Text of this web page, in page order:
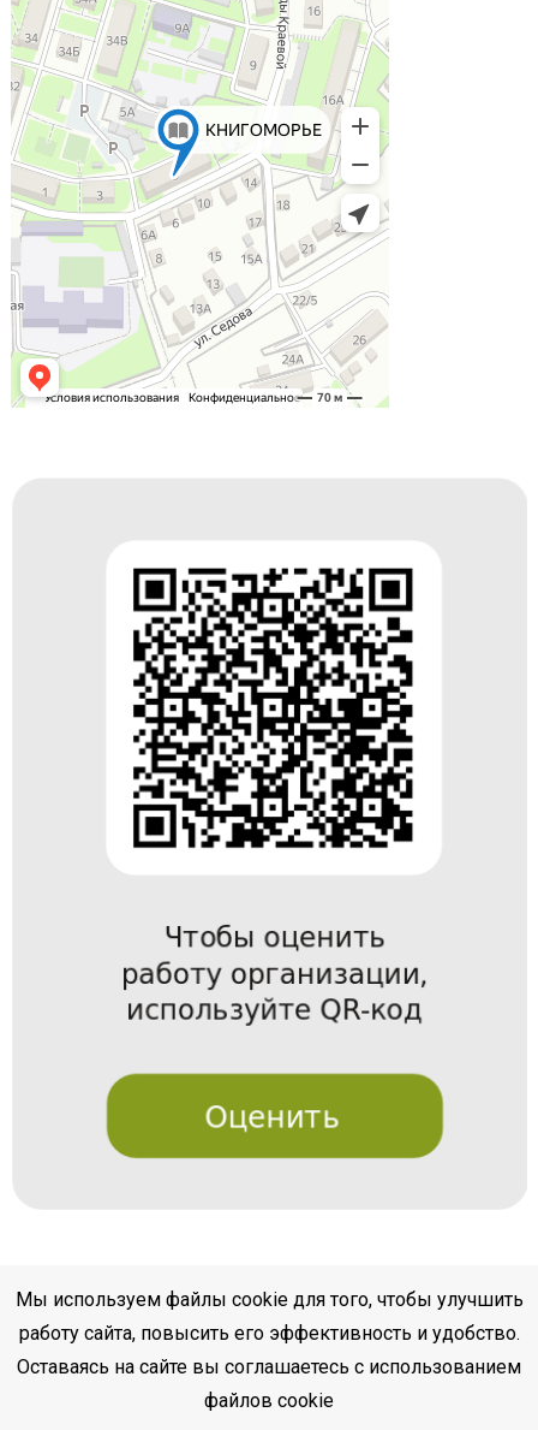
Мы используем файлы cookie для того, чтобы улучшить
работу сайта, повысить его эффективность и удобство.
Оставаясь на сайте вы соглашаетесь с использованием
файлов cookie